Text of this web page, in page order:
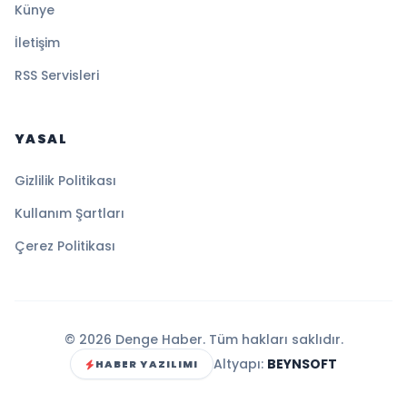
Künye
İletişim
RSS Servisleri
YASAL
Gizlilik Politikası
Kullanım Şartları
Çerez Politikası
© 2026 Denge Haber. Tüm hakları saklıdır.
HABER YAZILIMI Altyapı: BEYNSOFT